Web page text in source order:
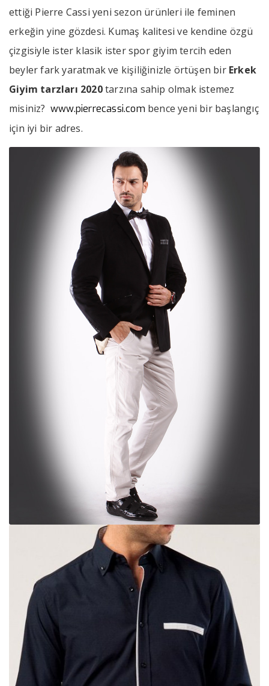
ettiği Pierre Cassi yeni sezon ürünleri ile feminen
erkeğin yine gözdesi. Kumaş kalitesi ve kendine özgü
çizgisiyle ister klasik ister spor giyim tercih eden
beyler fark yaratmak ve kişiliğinizle örtüşen bir Erkek
Giyim tarzları 2020tarzına sahip olmak istemez
misiniz? www.pierrecassi.com bence yeni bir başlangıç
için iyi bir adres.